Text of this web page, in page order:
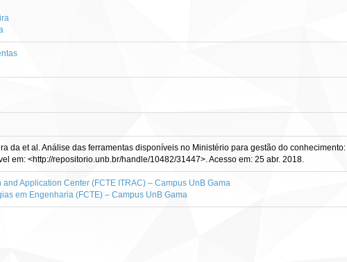
da et al. Análise das ferramentas disponíveis no Ministério para gestão do
em: <http://repositorio.unb.br/handle/10482/31447>. Acesso em: 25 abr. 2018.
and Application Center (FCTE ITRAC) – Campus UnB Gama
em Engenharia (FCTE) – Campus UnB Gama